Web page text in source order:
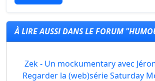
À LIRE AUSSI DANS LE FORUM
Zek - Un mockumentary avec
Regarder la (web)série Saturday